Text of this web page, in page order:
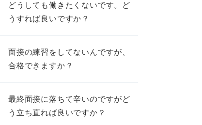
どうしても働きたくないです。ど
うすれば良いですか？
面接の練習をしてないんですが、
合格できますか？
最終面接に落ちて辛いのですがど
う立ち直れば良いですか？